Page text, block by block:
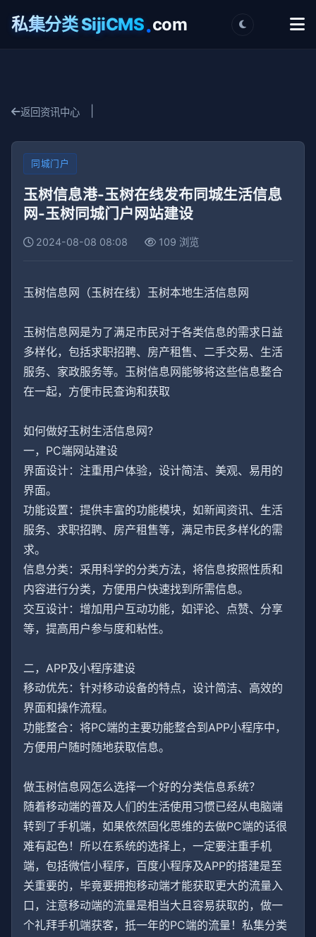
私集分类 SijiCMS.com
返回资讯中心
同城门户
玉树信息港-玉树在线发布同城生活信息
网-玉树同城门户网站建设
2024-08-08 08:08 109 浏览
玉树信息网（玉树在线）玉树本地生活信息网
玉树信息网是为了满足市民对于各类信息的需求日益
多样化，包括求职招聘、房产租售、二手交易、生活
服务、家政服务等。玉树信息网能够将这些信息整合
在一起，方便市民查询和获取
如何做好玉树生活信息网?
一，PC端网站建设
界面设计：注重用户体验，设计简洁、美观、易用的
界面。
功能设置：提供丰富的功能模块，如新闻资讯、生活
服务、求职招聘、房产租售等，满足市民多样化的需
求。
信息分类：采用科学的分类方法，将信息按照性质和
内容进行分类，方便用户快速找到所需信息。
交互设计：增加用户互动功能，如评论、点赞、分享
等，提高用户参与度和粘性。
二，APP及小程序建设
移动优先：针对移动设备的特点，设计简洁、高效的
界面和操作流程。
功能整合：将PC端的主要功能整合到APP小程序中，
方便用户随时随地获取信息。
做玉树信息网怎么选择一个好的分类信息系统？
随着移动端的普及人们的生活使用习惯已经从电脑端
转到了手机端，如果依然固化思维的去做PC端的话很
难有起色！所以在系统的选择上，一定要注重手机
端，包括微信小程序，百度小程序及APP的搭建是至
关重要的，毕竟要拥抱移动端才能获取更大的流量入
口，注意移动端的流量是相当大且容易获取的，做一
个礼拜手机端获客，抵一年的PC端的流量！私集分类